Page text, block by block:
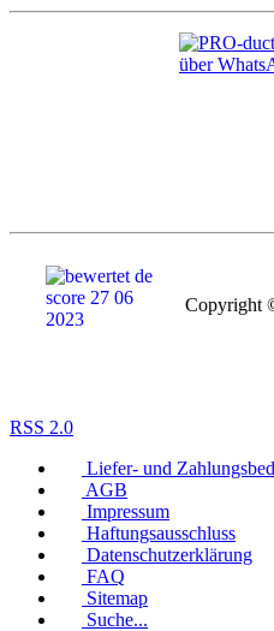
Copyright
RSS 2.0
Liefer- und
AGB
Impressum
Haftungsausschluss
Datenschutzerklärung
FAQ
Sitemap
Suche...